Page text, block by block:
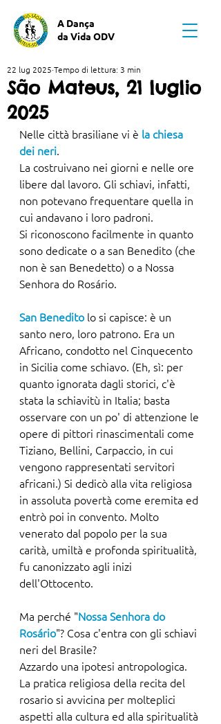
A Dança
da Vida ODV
São Mateus, 21 luglio
2025
22 lug 2025 Tempo di lettura: 3 min
Nelle città brasiliane vi è la chiesa
dei neri.
La costruivano nei giorni e nelle ore
libere dal lavoro. Gli schiavi, infatti,
non potevano frequentare quella in
cui andavano i loro padroni.
Si riconoscono facilmente in quanto
sono dedicate o a san Benedito (che
non è san Benedetto) o a Nossa
Senhora do Rosário.
San Benedito lo si capisce: è un
santo nero, loro patrono. Era un
Africano, condotto nel Cinquecento
in Sicilia come schiavo. (Eh, sì: per
quanto ignorata dagli storici, c'è
stata la schiavitù in Italia; basta
osservare con un po' di attenzione le
opere di pittori rinascimentali come
Tiziano, Bellini, Carpaccio, in cui
vengono rappresentati servitori
africani.) Si dedicò alla vita religiosa
in assoluta povertà come eremita ed
entrò poi in convento. Molto
venerato dal popolo per la sua
carità, umiltà e profonda spiritualità,
fu canonizzato agli inizi
dell'Ottocento.
Ma perché "Nossa Senhora do
Rosário"? Cosa c'entra con gli schiavi
neri del Brasile?
Azzardo una ipotesi antropologica.
La pratica religiosa della recita del
rosario si avvicina per molteplici
aspetti alla cultura ed alla spiritualità